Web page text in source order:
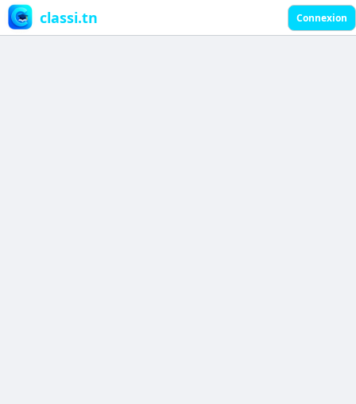
classi.tn Connexion